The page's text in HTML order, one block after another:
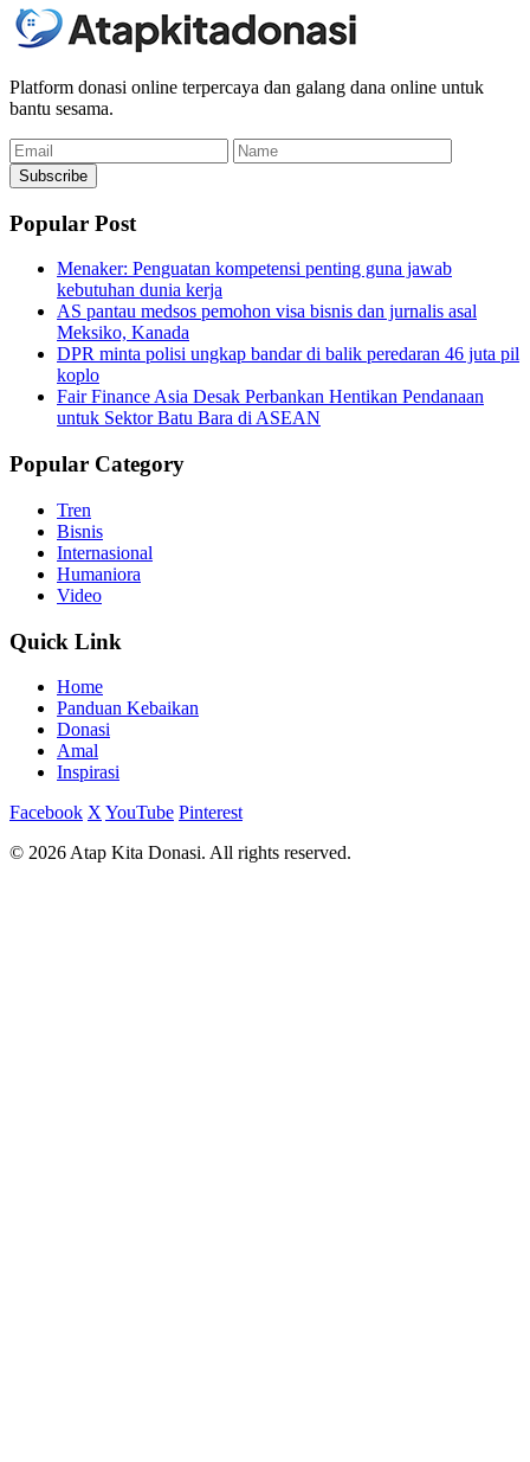
Platform donasi online terpercaya dan galang dana online untuk
bantu sesama.
Email
Name
Subscribe
Popular Post
Menaker: Penguatan kompetensi penting guna jawab
kebutuhan dunia kerja
AS pantau medsos pemohon visa bisnis dan jurnalis asal
Meksiko, Kanada
DPR minta polisi ungkap bandar di balik peredaran 46 juta pil
koplo
Fair Finance Asia Desak Perbankan Hentikan Pendanaan
untuk Sektor Batu Bara di ASEAN
Popular Category
Tren
Bisnis
Internasional
Humaniora
Video
Quick Link
Home
Panduan Kebaikan
Donasi
Amal
Inspirasi
Facebook X YouTube Pinterest
© 2026 Atap Kita Donasi. All rights reserved.